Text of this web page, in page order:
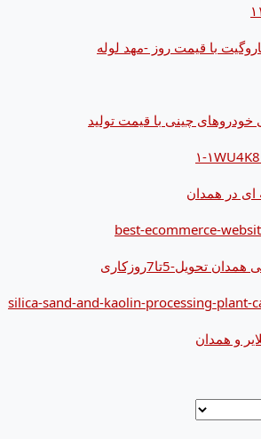
با قیمت روز -مهد لوله
چینی با قیمت تولید
در همدان
تحویل-5تا7روزکاری
و همدان